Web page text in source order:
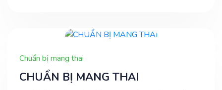
Chuẩn bị mang thai
CHUẨN BỊ MANG THAI